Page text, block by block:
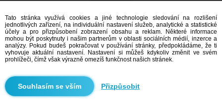
Mám zájem
Vyhledávání
Tato stránka využívá cookies a jiné technologie sledování na rozlišení
jednotlivých zařízení, na individuální nastavení služeb, analytické a statistické
účely a pro přizpůsobení zobrazení obsahu a reklam. Některé informace
mohou být poskytnuty i našim partnerům v oblasti sociálních médií, inzerce a
analýzy. Pokud budeš pokračovat v používání stránky, předpokládáme, že ti
vyhovuje aktuální nastavení. Nastavení si můžeš kdykoliv změnit ve svém
prohlížeči, čímž však výrazně omezíš funkčnost našich stránek.
Přizpůsobit